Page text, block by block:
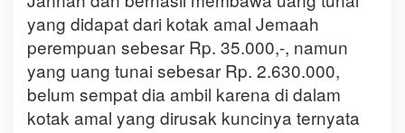
yang didapat dari kotak amal Jemaah
perempuan sebesar Rp. 35.000,-, namun
yang uang tunai sebesar Rp. 2.630.000,
belum sempat dia ambil karena di dalam
kotak amal yang dirusak kuncinya ternyata